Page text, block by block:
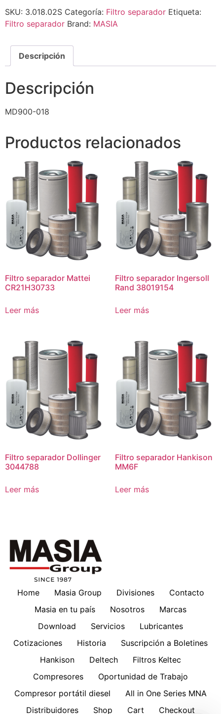
SKU: 3.018.02S Categoría: Filtro separador Etiqueta:
Filtro separador Brand: MASIA
Descripción
Descripción
MD900-018
Productos relacionados
Filtro separador Mattei
CR21H30733
Leer más
Filtro separador Ingersoll
Rand 38019154
Leer más
Filtro separador Dollinger
3044788
Leer más
Filtro separador Hankison
MM6F
Leer más
Home Masia Group Divisiones
Contacto
Masia en tu país
Nosotros
Marcas
Download
Servicios
Lubricantes
Cotizaciones
Historia
Suscripción a Boletines
Hankison
Deltech
Filtros Keltec
Compresores
Oportunidad de Trabajo
Compresor portátil diesel
All in One Series MNA
Distribuidores
Shop Cart Checkout